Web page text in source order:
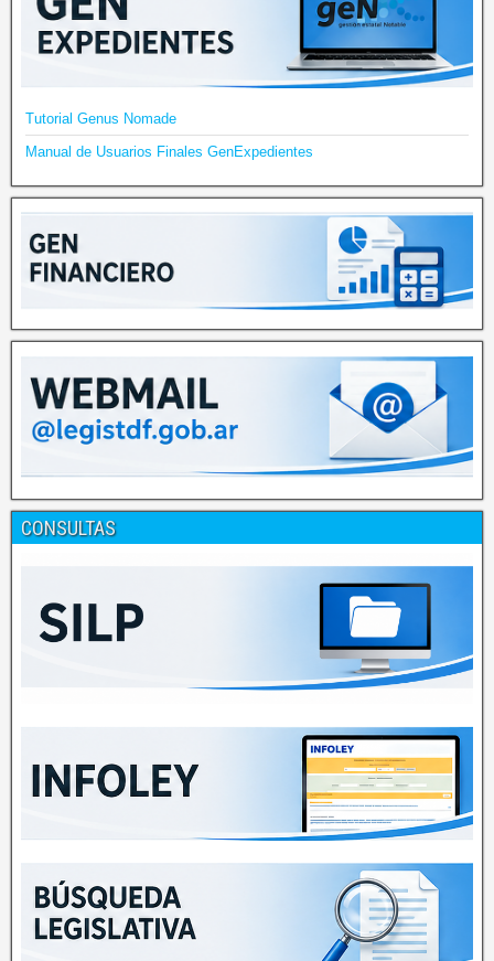
Tutorial Genus Nomade
Manual de Usuarios Finales GenExpedientes
CONSULTAS